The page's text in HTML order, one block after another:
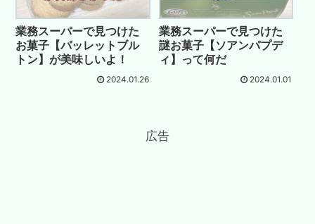
業務スーパーで見つけた
お菓子【パッレットブル
トン】が美味しいよ！
2024.01.26
業務スーパーで見つけた
謎お菓子【ソアンパプデ
ィ】って何だ
2024.01.01
広告